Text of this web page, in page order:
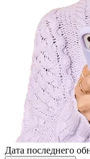
Дата последнего